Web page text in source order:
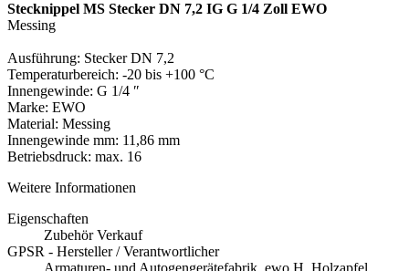
Stecknippel MS Stecker DN 7,2 IG G 1/4 Zoll EWO
Messing
Ausführung: Stecker DN 7,2
Temperaturbereich: -20 bis +100 °C
Innengewinde: G 1/4 ″
Marke: EWO
Material: Messing
Innengewinde mm: 11,86 mm
Betriebsdruck: max. 16
Weitere Informationen
Eigenschaften
Zubehör Verkauf
GPSR - Hersteller / Verantwortlicher